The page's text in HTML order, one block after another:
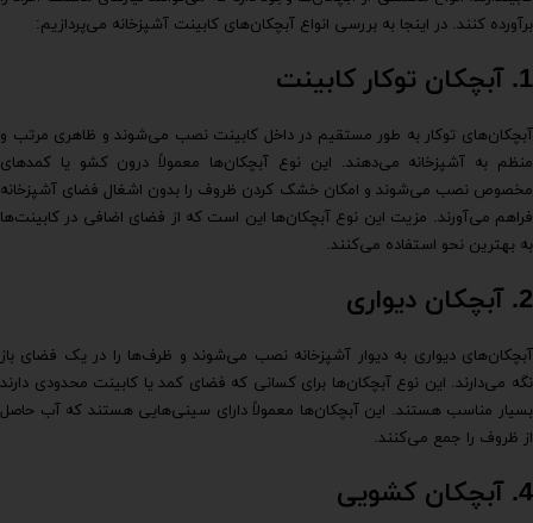
برآورده کنند. در اینجا به بررسی انواع آبچکان‌های کابینت آشپزخانه می‌پردازیم:
1. آبچکان توکار کابینت
آبچکان‌های توکار به طور مستقیم در داخل کابینت نصب می‌شوند و ظاهری مرتب و
منظم به آشپزخانه می‌دهند. این نوع آبچکان‌ها معمولاً درون کشو یا کمدهای
مخصوص نصب می‌شوند و امکان خشک کردن ظروف را بدون اشغال فضای آشپزخانه
فراهم می‌آورند. مزیت این نوع آبچکان‌ها این است که از فضای اضافی در کابینت‌ها
به بهترین نحو استفاده می‌کنند.
2. آبچکان دیواری
آبچکان‌های دیواری به دیوار آشپزخانه نصب می‌شوند و ظرف‌ها را در یک فضای باز
نگه می‌دارند. این نوع آبچکان‌ها برای کسانی که فضای کمد یا کابینت محدودی دارند
بسیار مناسب هستند. این آبچکان‌ها معمولاً دارای سینی‌هایی هستند که آب حاصل
از ظروف را جمع می‌کنند.
4. آبچکان کشویی